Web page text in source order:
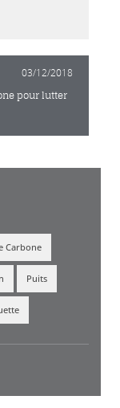
03/12/2018
pour lutter
Carbone
Puits
external)